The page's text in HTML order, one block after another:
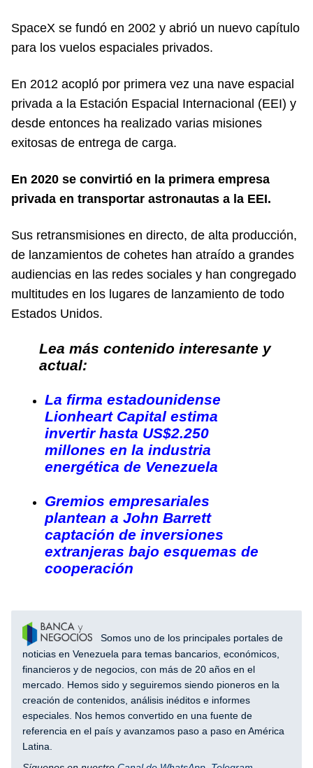
SpaceX se fundó en 2002 y abrió un nuevo capítulo
para los vuelos espaciales privados.
En 2012 acopló por primera vez una nave espacial
privada a la Estación Espacial Internacional (EEI) y
desde entonces ha realizado varias misiones
exitosas de entrega de carga.
En 2020 se convirtió en la primera empresa
privada en transportar astronautas a la EEI.
Sus retransmisiones en directo, de alta producción,
de lanzamientos de cohetes han atraído a grandes
audiencias en las redes sociales y han congregado
multitudes en los lugares de lanzamiento de todo
Estados Unidos.
Lea más contenido interesante y
actual:
La firma estadounidense
Lionheart Capital estima
invertir hasta US$2.250
millones en la industria
energética de Venezuela
Gremios empresariales
plantean a John Barrett
captación de inversiones
extranjeras bajo esquemas de
cooperación
Somos uno de los principales portales de
noticias en Venezuela para temas bancarios, económicos,
financieros y de negocios, con más de 20 años en el
mercado. Hemos sido y seguiremos siendo pioneros en la
creación de contenidos, análisis inéditos e informes
especiales. Nos hemos convertido en una fuente de
referencia en el país y avanzamos paso a paso en América
Latina.